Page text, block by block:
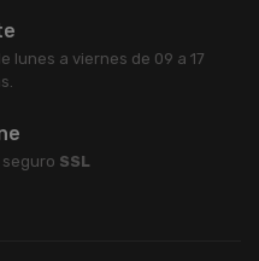
lunes a viernes de 09 a 17
SSL